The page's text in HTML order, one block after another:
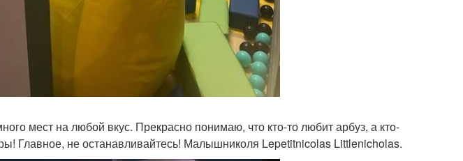
мест на любой вкус. Прекрасно понимаю, что кто-то любит арбуз, а кто-
Главное, не останавливайтесь! Малышниколя Lepetitnicolas Littlenicholas.